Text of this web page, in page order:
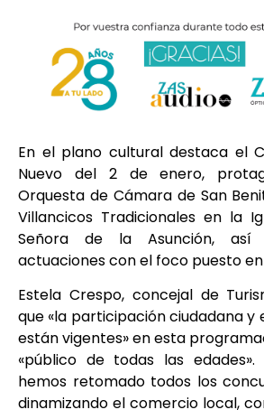
En el plano cultural destaca el
Nuevo del 2 de enero,
Orquesta de Cámara de San
Villancicos Tradicionales en la
Señora de la Asunción, así
actuaciones con el foco puesto
Estela Crespo, concejal de
que «la participación ciudadana y
están vigentes» en esta
«público de todas las edades».
hemos retomado todos los
dinamizando el comercio local,